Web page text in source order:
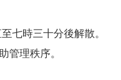
七時三十分後解散。
管理秩序。